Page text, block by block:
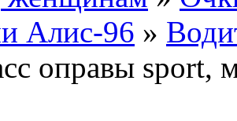
Алис-96 »
оправы sport,